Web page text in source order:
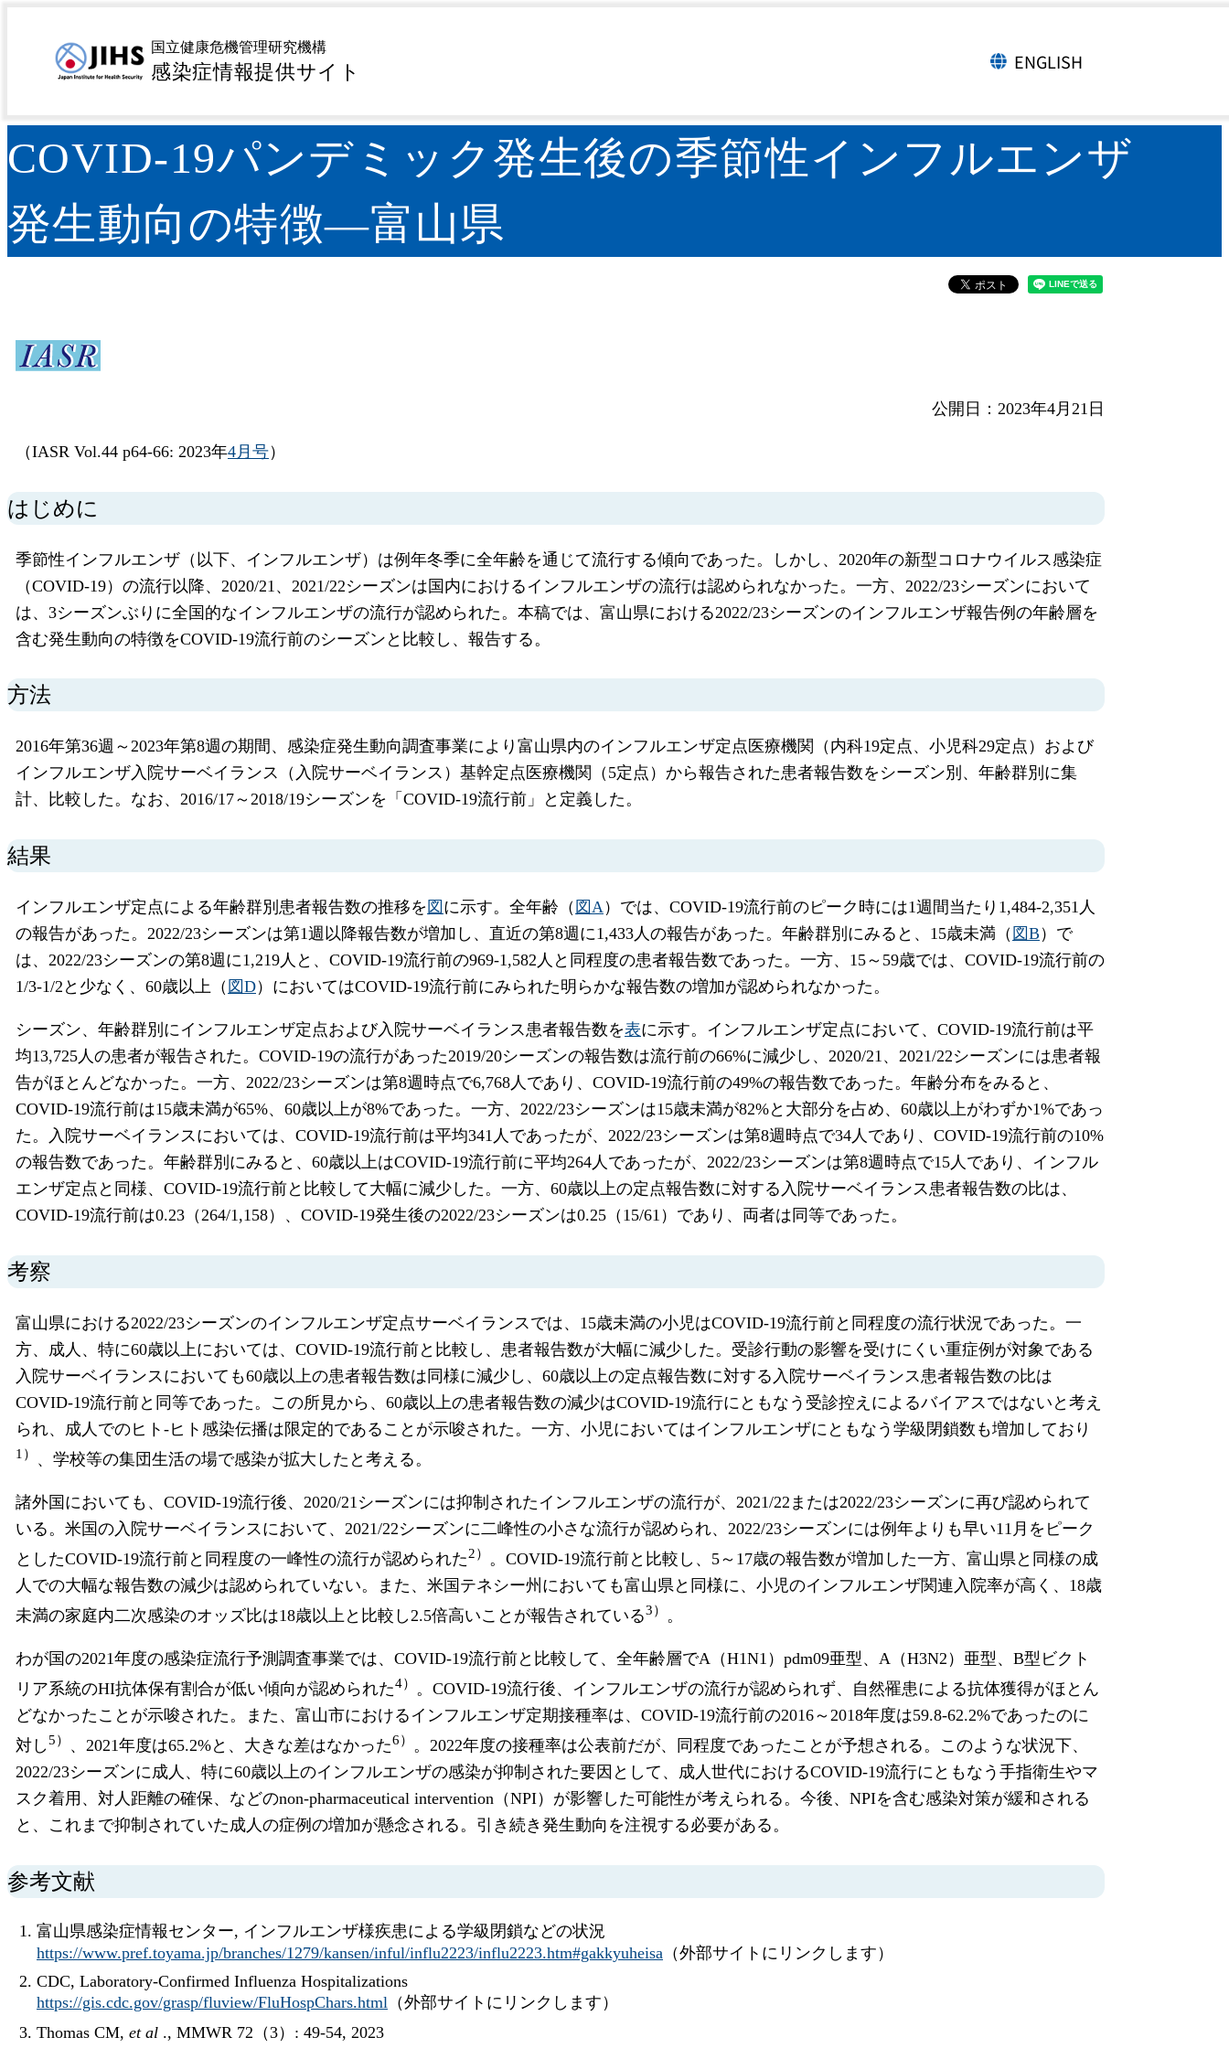
国立健康危機管理研究機構
感染症情報提供サイト 言語切り替え
ENGLISH
トップページ> サーベイランス>病原微生物検出情報（IASR）
発生動向の特徴―富山県
COVID-19パンデミック発生後の季節性インフルエンザ
発生動向の特徴―富山県
公開日：2023年4月21日
（IASR Vol.44 p64-66: 2023年4月号）
はじめに
季節性インフルエンザ（以下、インフルエンザ）は例年冬季に全年齢を通じて流行する傾向であった。しかし、2020年の新型コロナウイルス感染症
（COVID-19）の流行以降、2020/21、2021/22シーズンは国内におけるインフルエンザの流行は認められなかった。一方、2022/23シーズンにおいて
は、3シーズンぶりに全国的なインフルエンザの流行が認められた。本稿では、富山県における2022/23シーズンのインフルエンザ報告例の年齢層を
含む発生動向の特徴をCOVID-19流行前のシーズンと比較し、報告する。
方法
2016年第36週～2023年第8週の期間、感染症発生動向調査事業により富山県内のインフルエンザ定点医療機関（内科19定点、小児科29定点）および
インフルエンザ入院サーベイランス（入院サーベイランス）基幹定点医療機関（5定点）から報告された患者報告数をシーズン別、年齢群別に集
計、比較した。なお、2016/17～2018/19シーズンを「COVID-19流行前」と定義した。
結果
インフルエンザ定点による年齢群別患者報告数の推移を 図 に示す。全年齢（ 図A）では、COVID-19流行前のピーク時には1週間当たり1,484-2,351人
の報告があった。2022/23シーズンは第1週以降報告数が増加し、直近の第8週に1,433人の報告があった。年齢群別にみると、15歳未満（ 図B）で
は、2022/23シーズンの第8週に1,219人と、COVID-19流行前の969-1,582人と同程度の患者報告数であった。一方、15～59歳では、COVID-19流行前の
1/3-1/2と少なく、60歳以上（ 図D）においてはCOVID-19流行前にみられた明らかな報告数の増加が認められなかった。
シーズン、年齢群別にインフルエンザ定点および入院サーベイランス患者報告数を表に示す。インフルエンザ定点において、COVID-19流行前は平
均13,725人の患者が報告された。COVID-19の流行があった2019/20シーズンの報告数は流行前の66%に減少し、2020/21、2021/22シーズンには患者報
告がほとんどなかった。一方、2022/23シーズンは第8週時点で6,768人であり、COVID-19流行前の49%の報告数であった。年齢分布をみると、
COVID-19流行前は15歳未満が65%、60歳以上が8%であった。一方、2022/23シーズンは15歳未満が82%と大部分を占め、60歳以上がわずか1%であっ
た。入院サーベイランスにおいては、COVID-19流行前は平均341人であったが、2022/23シーズンは第8週時点で34人であり、COVID-19流行前の10%
の報告数であった。年齢群別にみると、60歳以上はCOVID-19流行前に平均264人であったが、2022/23シーズンは第8週時点で15人であり、インフル
エンザ定点と同様、COVID-19流行前と比較して大幅に減少した。一方、60歳以上の定点報告数に対する入院サーベイランス患者報告数の比は、
COVID-19流行前は0.23（264/1,158）、COVID-19発生後の2022/23シーズンは0.25（15/61）であり、両者は同等であった。
考察
富山県における2022/23シーズンのインフルエンザ定点サーベイランスでは、15歳未満の小児はCOVID-19流行前と同程度の流行状況であった。一
方、成人、特に60歳以上においては、COVID-19流行前と比較し、患者報告数が大幅に減少した。受診行動の影響を受けにくい重症例が対象である
入院サーベイランスにおいても60歳以上の患者報告数は同様に減少し、60歳以上の定点報告数に対する入院サーベイランス患者報告数の比は
COVID-19流行前と同等であった。この所見から、60歳以上の患者報告数の減少はCOVID-19流行にともなう受診控えによるバイアスではないと考え
られ、成人でのヒト-ヒト感染伝播は限定的であることが示唆された。一方、小児においてはインフルエンザにともなう学級閉鎖数も増加しており
1） 、学校等の集団生活の場で感染が拡大したと考える。
諸外国においても、COVID-19流行後、2020/21シーズンには抑制されたインフルエンザの流行が、2021/22または2022/23シーズンに再び認められて
いる。米国の入院サーベイランスにおいて、2021/22シーズンに二峰性の小さな流行が認められ、2022/23シーズンには例年よりも早い11月をピーク
としたCOVID-19流行前と同程度の一峰性の流行が認められた2） 。COVID-19流行前と比較し、5～17歳の報告数が増加した一方、富山県と同様の成
人での大幅な報告数の減少は認められていない。また、米国テネシー州においても富山県と同様に、小児のインフルエンザ関連入院率が高く、18歳
未満の家庭内二次感染のオッズ比は18歳以上と比較し2.5倍高いことが報告されている3） 。
わが国の2021年度の感染症流行予測調査事業では、COVID-19流行前と比較して、全年齢層でA（H1N1）pdm09亜型、A（H3N2）亜型、B型ビクト
リア系統のHI抗体保有割合が低い傾向が認められた4） 。COVID-19流行後、インフルエンザの流行が認められず、自然罹患による抗体獲得がほとん
どなかったことが示唆された。また、富山市におけるインフルエンザ定期接種率は、COVID-19流行前の2016～2018年度は59.8-62.2%であったのに
対し5） 、2021年度は65.2%と、大きな差はなかった6） 。2022年度の接種率は公表前だが、同程度であったことが予想される。このような状況下、
2022/23シーズンに成人、特に60歳以上のインフルエンザの感染が抑制された要因として、成人世代におけるCOVID-19流行にともなう手指衛生やマ
スク着用、対人距離の確保、などのnon-pharmaceutical intervention（NPI）が影響した可能性が考えられる。今後、NPIを含む感染対策が緩和される
と、これまで抑制されていた成人の症例の増加が懸念される。引き続き発生動向を注視する必要がある。
参考文献
富山県感染症情報センター, インフルエンザ様疾患による学級閉鎖などの状況
https://www.pref.toyama.jp/branches/1279/kansen/inful/influ2223/influ2223.htm#gakkyuheisa （外部サイトにリンクします）
CDC, Laboratory-Confirmed Influenza Hospitalizations
https://gis.cdc.gov/grasp/fluview/FluHospChars.html （外部サイトにリンクします）
Thomas CM, et al ., MMWR 72（3）: 49-54, 2023